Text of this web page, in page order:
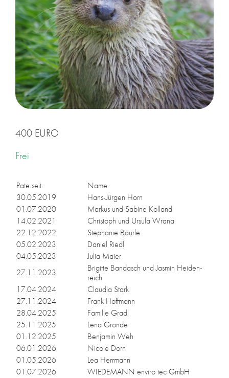
400 EURO
Frei
Pate seit
Name
30.05.2019
Hans-Jür­gen Horn
01.07.2020
Mar­kus und Sa­bi­ne Kol­land
14.02.2021
Chris­toph und Ur­su­la Wra­na
22.12.2022
Ste­pha­nie Bäu­r­le
05.02.2023
Da­ni­el Riedl
04.05.2023
Ju­lia Mai­er
27.11.2023
Bri­git­te Ban­dasch und Jas­min Hei­den­
reich
17.04.2024
Clau­dia Stark
27.11.2024
Frank Hoff­mann
28.04.2025
Fa­mi­lie Gradl
25.11.2025
Lena Gronde
01.12.2025
Ben­ja­min Weh
06.01.2026
Ni­co­le Dorn
01.05.2026
Lea Herr­mann
01.07.2026
WIEDEMANN en­vi­ro tec GmbH